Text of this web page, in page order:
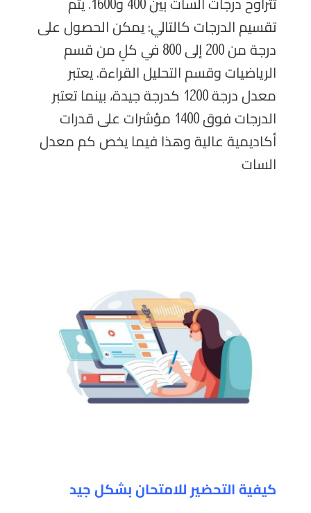
تتراوح درجات السات بين 400 و1600. يتم
تقسيم الدرجات كالتالي: يمكن الحصول على
درجة من 200 إلى 800 في كلٍ من قسم
الرياضيات وقسم التحليل القراءة. يعتبر
معدل درجة 1200 كدرجة جيدة، بينما تعتبر
الدرجات فوق 1400 مؤشرات على قدرات
أكاديمية عالية وهذا فيما يخص كم معدل
السات
كيفية التحضير للامتحان بشكل جيد